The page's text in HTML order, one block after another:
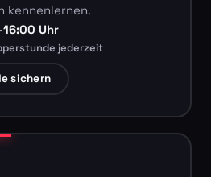
kennenlernen.
Uhr
jederzeit
sichern